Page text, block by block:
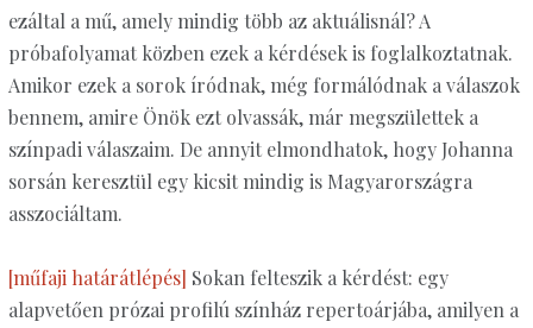
ezáltal a mű, amely mindig több az aktuálisnál? A
próbafolyamat közben ezek a kérdések is foglalkoztatnak.
Amikor ezek a sorok íródnak, még formálódnak a válaszok
bennem, amire Önök ezt olvassák, már megszülettek a
színpadi válaszaim. De annyit elmondhatok, hogy Johanna
sorsán keresztül egy kicsit mindig is Magyarországra
asszociáltam.
[műfaji határátlépés] Sokan felteszik a kérdést: egy
alapvetően prózai profilú színház repertoárjába, amilyen a